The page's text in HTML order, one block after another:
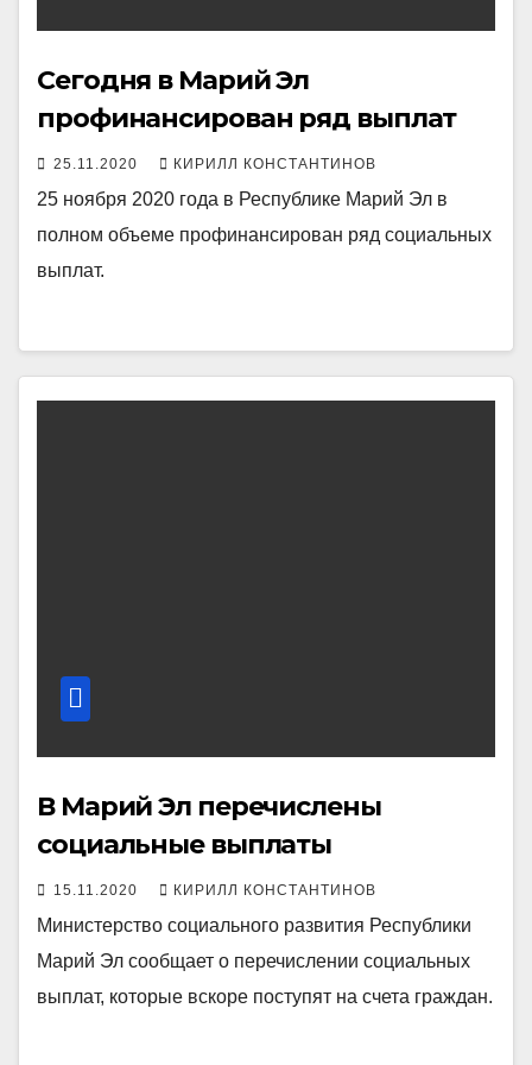
Сегодня в Марий Эл
профинансирован ряд выплат
25.11.2020 КИРИЛЛ КОНСТАНТИНОВ
25 ноября 2020 года в Республике Марий Эл в
полном объеме профинансирован ряд социальных
выплат.
В Марий Эл перечислены
социальные выплаты
15.11.2020 КИРИЛЛ КОНСТАНТИНОВ
Министерство социального развития Республики
Марий Эл сообщает о перечислении социальных
выплат, которые вскоре поступят на счета граждан.